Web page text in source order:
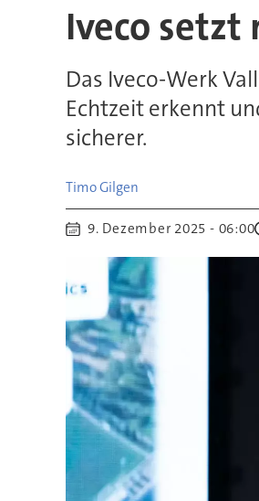
Iveco setzt
Das Iveco-Werk
Echtzeit erkennt
sicherer.
TimoGilgen
9. Dezember 2025 - 06:00